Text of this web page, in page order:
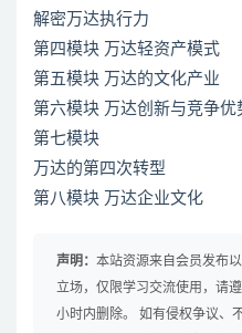
解密万达执行力
第四模块 万达轻资产模式
第五模块 万达的文化产业
第六模块 万达创新与竞争优
第七模块
万达的第四次转型
第八模块 万达企业文化
声明： 本站资源来自会员发布
立场，仅限学习交流使用，请
小时内删除。 如有侵权争议、